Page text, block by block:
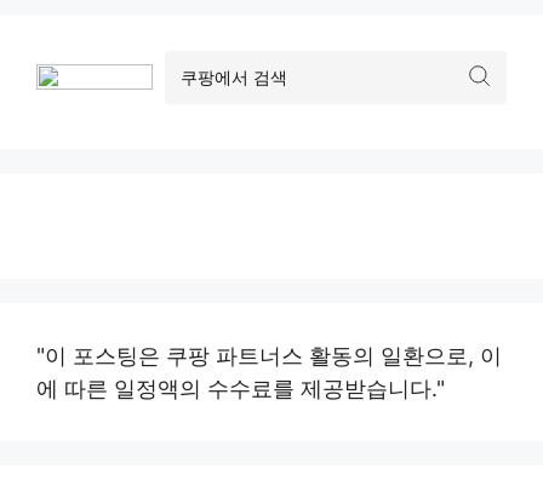
"이 포스팅은 쿠팡 파트너스 활동의 일환으로, 이
에 따른 일정액의 수수료를 제공받습니다."